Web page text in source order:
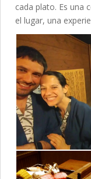
cada plato. Es una
el lugar, una